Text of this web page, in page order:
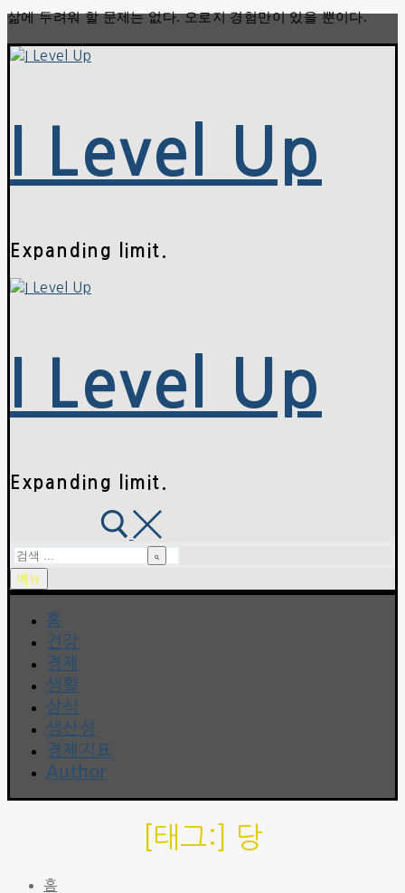
콘
츠
가
메
닫
삶에 두려워 할 문제는 없다. 오로지 경험만이 있을 뿐이다.
I Level Up
Expanding limit.
I Level Up
Expanding limit.
검
색
:
메뉴
홈
건강
경제
생활
상식
생산성
경제지표
Author
[태그:] 당
홈